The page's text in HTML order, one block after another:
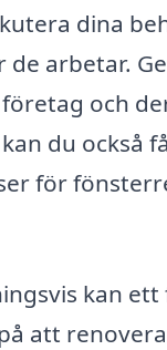
dina
de arbetar.
och
du också
för
kan
att